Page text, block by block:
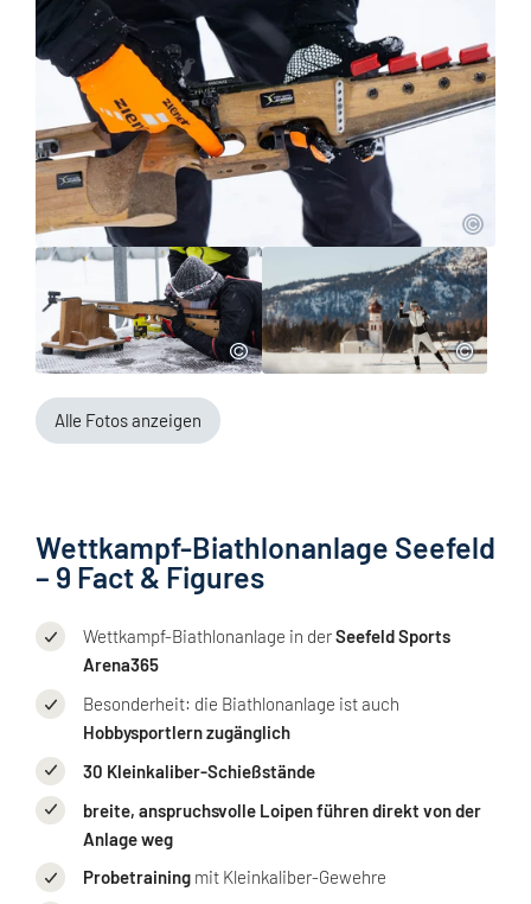
Alle Fotos anzeigen
Wettkampf-Biathlonanlage Seefeld
– 9 Fact & Figures
Wettkampf-Biathlonanlage in derSeefeld Sports
Arena365
Besonderheit: die Biathlonanlage ist auch
Hobbysportlern zugänglich
30 Kleinkaliber-Schießstände
breite, anspruchsvolle Loipen führen direkt von der
Anlage weg
Probetrainingmit Kleinkaliber-Gewehre